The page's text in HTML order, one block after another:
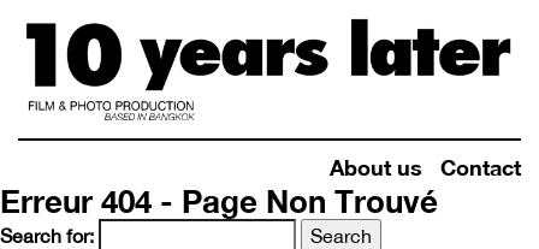
About us Contact
Erreur 404 - Page Non Trouvé
Search for: